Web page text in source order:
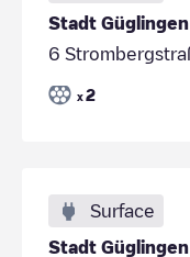
Stadt
6
x 2
Surface
Stadt